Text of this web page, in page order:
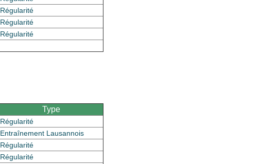
Régularité
Régularité
Régularité
Type
Régularité
Entraînement Lausannois
Régularité
Régularité